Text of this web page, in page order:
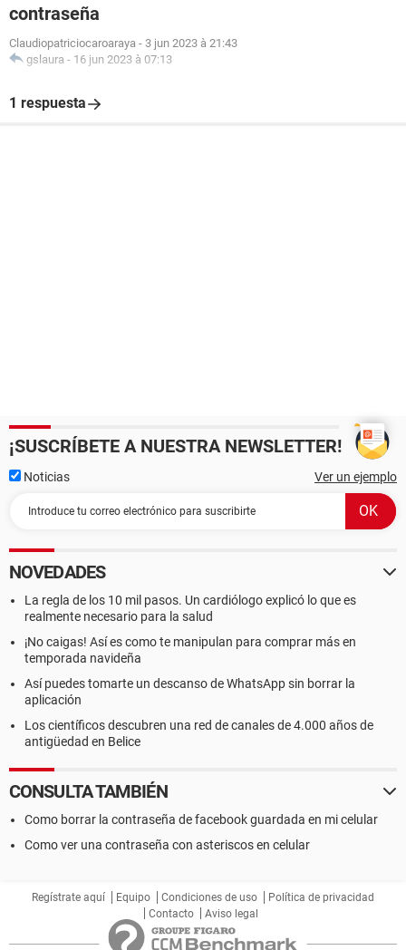
contraseña
Claudiopatriciocaroaraya - 3 jun 2023 à 21:43
gslaura - 16 jun 2023 à 07:13
1 respuesta
¡SUSCRÍBETE A NUESTRA NEWSLETTER!
Noticias Ver un ejemplo
NOVEDADES
La regla de los 10 mil pasos. Un cardiólogo explicó lo que es
realmente necesario para la salud
¡No caigas! Así es como te manipulan para comprar más en
temporada navideña
Así puedes tomarte un descanso de WhatsApp sin borrar la
aplicación
Los científicos descubren una red de canales de 4.000 años de
antigüedad en Belice
CONSULTA TAMBIÉN
Como borrar la contraseña de facebook guardada en mi celular
Como ver una contraseña con asteriscos en celular
Regístrate aquí Equipo Condiciones de uso
Política de privacidad
Contacto
Aviso legal